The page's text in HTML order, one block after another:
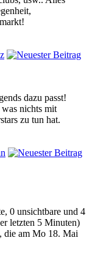
dazu passt!
nichts mit
zu tun hat.
0 unsichtbare und 4
letzten 5 Minuten)
die am Mo 18. Mai